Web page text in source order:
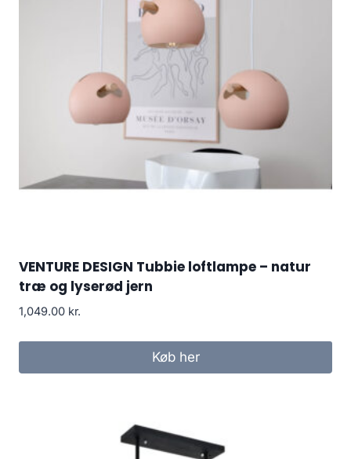
VENTURE DESIGN Tubbie loftlampe – natur
træ og lyserød jern
1,049.00 kr.
Køb her